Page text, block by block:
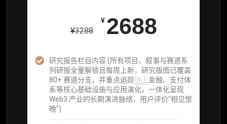
¥3288
¥ 2688
研究报告栏目内容 (所有项目、叙事与赛道系
列研报全量解锁且每周上新，研究版图已覆盖
80+ 赛道分支，并重点追踪链上金融、支付体
系等核心基础设施与应用演化，一体化呈现
Web3 产业的长期演进脉络，用户评价“相见恨
晚”)
26800
服)
机构增强研究包（在每期研报基础上，进一步
提供一页纸格局图、机构视角附录、结构化数
据集与定向持续追踪数据库，将研报内容沉淀
为可复用、可复核、可持续追踪的机构级研究
资产）